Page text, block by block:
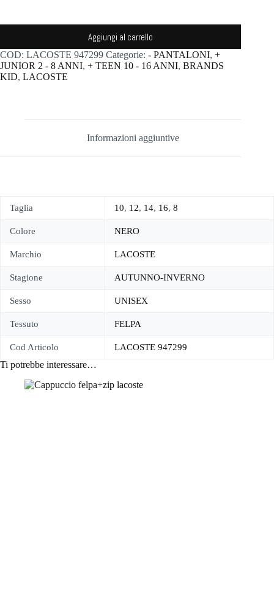
Aggiungi al carrello
COD: LACOSTE 947299 Categorie: - PANTALONI, +
JUNIOR 2 - 8 ANNI, + TEEN 10 - 16 ANNI, BRANDS
KID, LACOSTE
Informazioni aggiuntive
Taglia 10, 12, 14, 16, 8
Colore NERO
Marchio LACOSTE
Stagione AUTUNNO-INVERNO
Sesso UNISEX
Tessuto FELPA
Cod Articolo LACOSTE 947299
Ti potrebbe interessare…